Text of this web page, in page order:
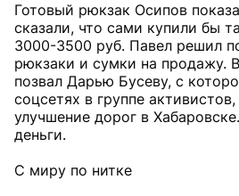
Готовый рюкзак Осипов
сказали, что сами купили бы
3000-3500 руб. Павел решил
рюкзаки и сумки на продажу.
позвал Дарью Бусеву, с
соцсетях в группе
улучшение дорог в
деньги.
С миру по нитке